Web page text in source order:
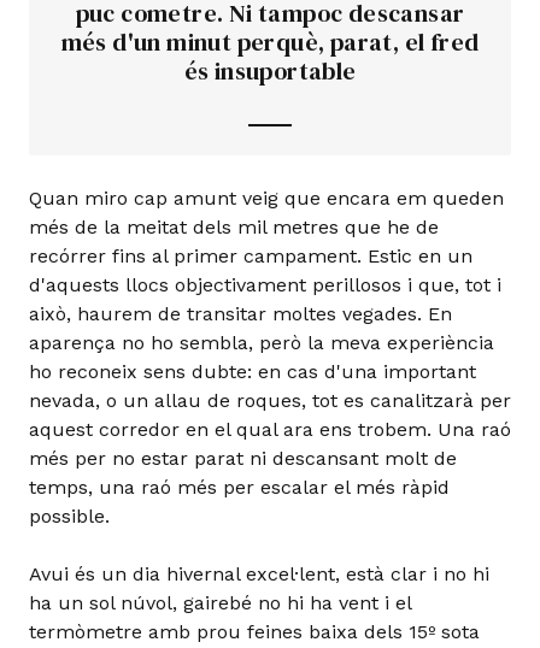
puc cometre. Ni tampoc descansar
més d'un minut perquè, parat, el fred
és insuportable
Quan miro cap amunt veig que encara em queden
més de la meitat dels mil metres que he de
recórrer fins al primer campament. Estic en un
d'aquests llocs objectivament perillosos i que, tot i
això, haurem de transitar moltes vegades. En
aparença no ho sembla, però la meva experiència
ho reconeix sens dubte: en cas d'una important
nevada, o un allau de roques, tot es canalitzarà per
aquest corredor en el qual ara ens trobem. Una raó
més per no estar parat ni descansant molt de
temps, una raó més per escalar el més ràpid
possible.
Avui és un dia hivernal excel·lent, està clar i no hi
ha un sol núvol, gairebé no hi ha vent i el
termòmetre amb prou feines baixa dels 15º sota